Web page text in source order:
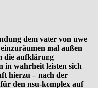
dem vater von uwe
mal außen
die aufklärung
in wahrheit leisten sich
hierzu – nach der
den nsu-komplex auf